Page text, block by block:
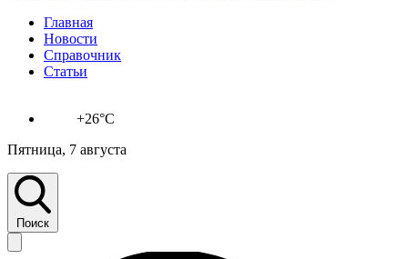
Главная
Новости
Справочник
Статьи
+26°C
Пятница, 7 августа
Поиск